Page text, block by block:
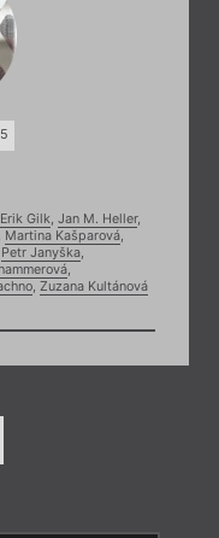
Erik Gilk, Jan M. Heller,
Martina Kašparová,
Petr Janyška,
,
, Zuzana Kultánová